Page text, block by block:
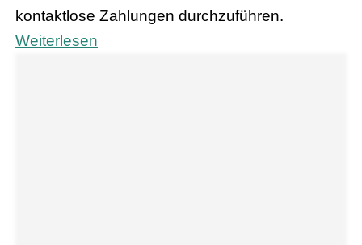
kontaktlose Zahlungen durchzuführen.
Weiterlesen